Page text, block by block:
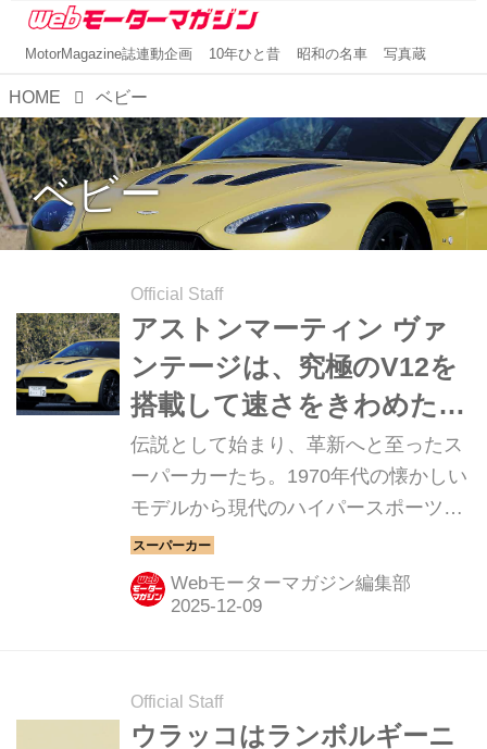
MotorMagazine誌連動企画 10年ひと昔 昭和の名車 写真蔵
HOME ベビー
ベビー
Official Staff
アストンマーティン ヴァ
ンテージは、究極のV12を
搭載して速さをきわめた
【スーパーカークロニク
ル・完全版／052】
伝説として始まり、革新へと至ったス
ーパーカーたち。1970年代の懐かしい
モデルから現代のハイパースポーツま
で紹介していこう。今回は、アストン
マーティン V12ヴァンテージだ。
Webモーターマガジン編集部
Official Staff
ウラッコはランボルギーニ